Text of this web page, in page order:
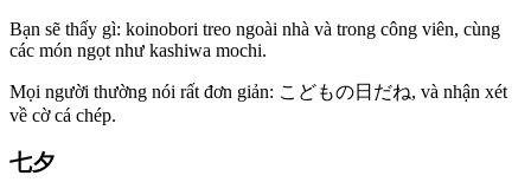
Bạn sẽ thấy gì: koinobori treo ngoài nhà và trong công viên, cùng
các món ngọt như kashiwa mochi.
Mọi người thường nói rất đơn giản: こどもの日だね, và nhận xét
về cờ cá chép.
七夕